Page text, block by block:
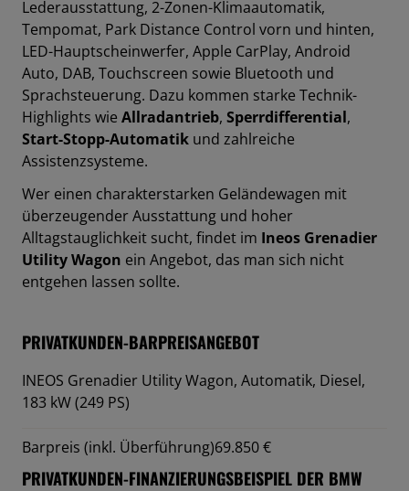
Lederausstattung, 2-Zonen-Klimaautomatik,
Tempomat, Park Distance Control vorn und hinten,
LED-Hauptscheinwerfer, Apple CarPlay, Android
Auto, DAB, Touchscreen sowie Bluetooth und
Sprachsteuerung. Dazu kommen starke Technik-
Highlights wie Allradantrieb, Sperrdifferential,
Start-Stopp-Automatik und zahlreiche
Assistenzsysteme.
Wer einen charakterstarken Geländewagen mit
überzeugender Ausstattung und hoher
Alltagstauglichkeit sucht, findet im Ineos Grenadier
Utility Wagon ein Angebot, das man sich nicht
entgehen lassen sollte.
PRIVATKUNDEN-BARPREISANGEBOT
INEOS Grenadier Utility Wagon, Automatik, Diesel,
183 kW (249 PS)
Barpreis (inkl. Überführung)69.850 €
PRIVATKUNDEN-FINANZIERUNGSBEISPIEL DER BMW